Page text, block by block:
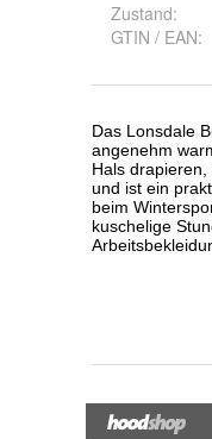
Zustand:
GTIN / EAN: